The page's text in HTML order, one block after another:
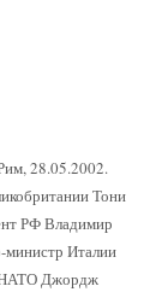
28.05.2002.
Тони
РФ Владимир
Италии
НАТО Джордж